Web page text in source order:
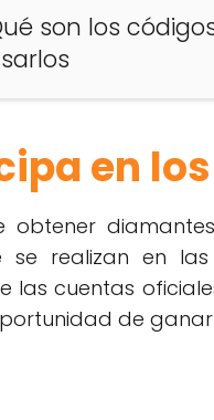
son los
en
se realizan en
las cuentas
de